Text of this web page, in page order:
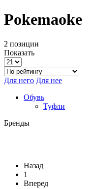
Pokemaoke
2 позиции
Показать
Для него Для нее
Обувь
Туфли
Бренды
Назад
1
Вперед